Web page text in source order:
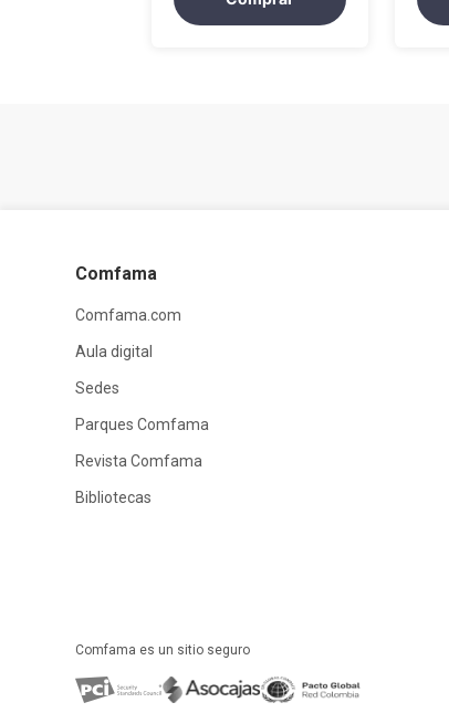
Comfama
Comfama.com
Aula digital
Sedes
Parques Comfama
Revista Comfama
Bibliotecas
Comfama es un sitio seguro